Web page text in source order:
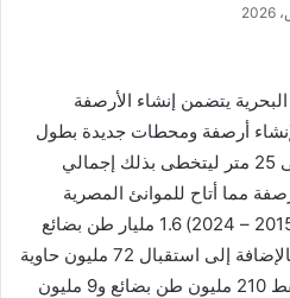
يتضمن إنشاء الأرصفة
أرصفة ومحطات جديدة بطول
70 كيلو متر وبأعماق من 18 الى 25 متر ليتخطى بذلك إجمالي
كيلو متر أرصفة مما أتاح للموانئ المصرية
استقبال خلال 10 سنوات من (2015 – 2024) 1.6 مليار طن بضائع
عامة وصب سائل وصب جاف بالإضافة إلى استقبال 72 مليون حاوية
مكافئة ، منها في عام 2024 فقط 210 مليون طن بضائع و9 مليون